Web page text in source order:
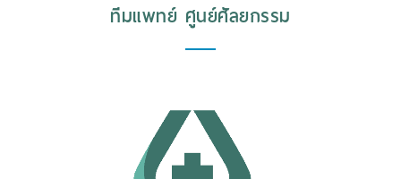
ทีมแพทย์ ศูนย์ศัลยกรรม